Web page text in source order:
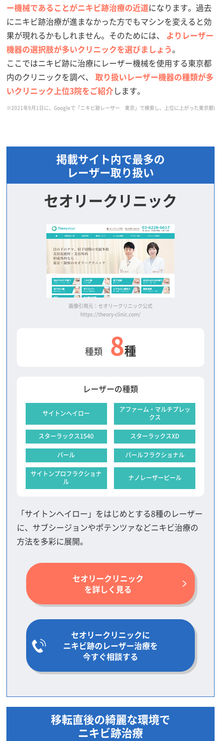
ー機械であることがニキビ跡治療の近道になります。過去
にニキビ跡治療が進まなかった方でもマシンを変えると効
果が現れるかもしれません。そのためには、 よりレーザー
機器の選択肢が多いクリニックを選びましょう。
ここではニキビ跡に治療にレーザー機械を使用する東京都
内のクリニックを調べ、取り扱いレーザー機器の種類が多
いクリニック上位3院をご紹介します。
※2021年9月1日に、Googleで「ニキビ跡レーザー 東京」で検索し、上位に上がった東京都内
掲載サイト内で最多の
レーザー取り扱い
セオリークリニック
画像引用元：セオリークリニック公式
https://theory-clinic.com/
種類 8種
レーザーの種類
サイトンヘイロー
アファーム・マルチプレッ
クス
スターラックス1540 スターラックスXD
パール パールフラクショナル
サイトンプロフラクショナ
ル
ナノレーザーピール
「サイトンヘイロー」をはじめとする8種のレーザー
に、サブシージョンやポテンツァなどニキビ治療の
方法を多彩に展開。
セオリークリニック
を詳しく見る
セオリークリニックに
ニキビ跡のレーザー治療を
今すぐ相談する
移転直後の綺麗な環境で
ニキビ跡治療